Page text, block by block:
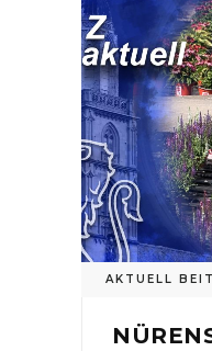
AKTUELL